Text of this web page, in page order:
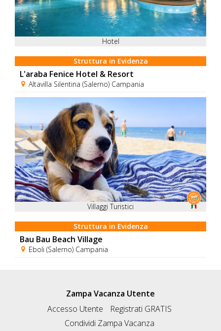
Hotel
Struttura in Evidenza
L'araba Fenice Hotel & Resort
Altavilla Silentina (Salerno) Campania
Villaggi Turistici
Struttura in Evidenza
Bau Bau Beach Village
Eboli (Salerno) Campania
Zampa Vacanza Utente
Accesso Utente
Registrati GRATIS
Condividi Zampa Vacanza